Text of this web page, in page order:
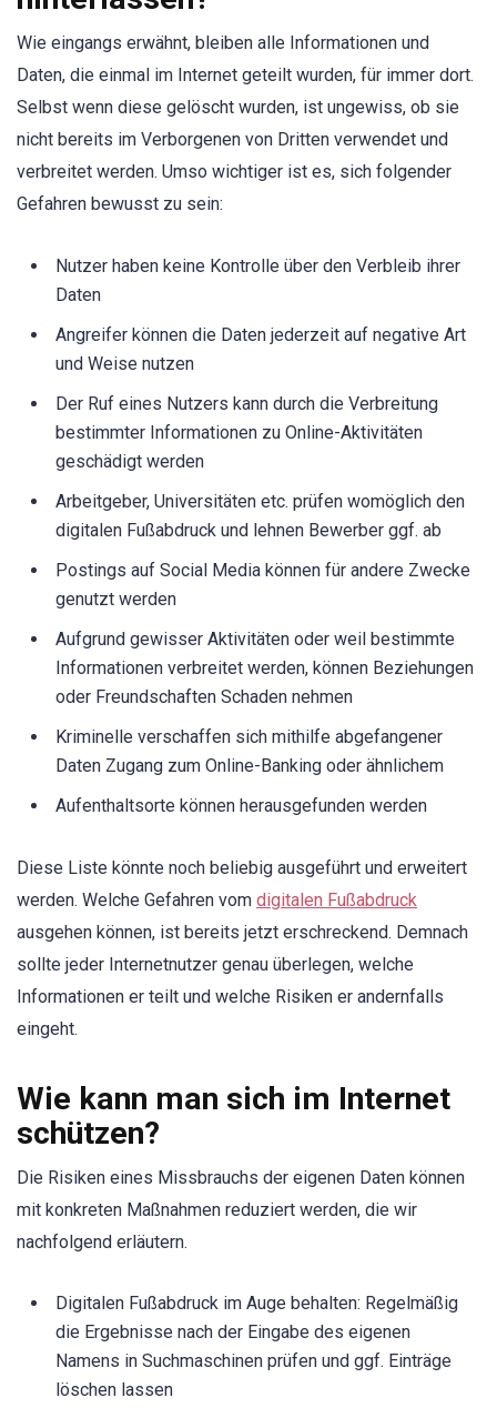
Wie eingangs erwähnt, bleiben alle Informationen und
Daten, die einmal im Internet geteilt wurden, für immer dort.
Selbst wenn diese gelöscht wurden, ist ungewiss, ob sie
nicht bereits im Verborgenen von Dritten verwendet und
verbreitet werden. Umso wichtiger ist es, sich folgender
Gefahren bewusst zu sein:
Nutzer haben keine Kontrolle über den Verbleib ihrer
Daten
Angreifer können die Daten jederzeit auf negative Art
und Weise nutzen
Der Ruf eines Nutzers kann durch die Verbreitung
bestimmter Informationen zu Online-Aktivitäten
geschädigt werden
Arbeitgeber, Universitäten etc. prüfen womöglich den
digitalen Fußabdruck und lehnen Bewerber ggf. ab
Postings auf Social Media können für andere Zwecke
genutzt werden
Aufgrund gewisser Aktivitäten oder weil bestimmte
Informationen verbreitet werden, können Beziehungen
oder Freundschaften Schaden nehmen
Kriminelle verschaffen sich mithilfe abgefangener
Daten Zugang zum Online-Banking oder ähnlichem
Aufenthaltsorte können herausgefunden werden
Diese Liste könnte noch beliebig ausgeführt und erweitert
werden. Welche Gefahren vom digitalen Fußabdruck
ausgehen können, ist bereits jetzt erschreckend. Demnach
sollte jeder Internetnutzer genau überlegen, welche
Informationen er teilt und welche Risiken er andernfalls
eingeht.
Wie kann man sich im Internet
schützen?
Die Risiken eines Missbrauchs der eigenen Daten können
mit konkreten Maßnahmen reduziert werden, die wir
nachfolgend erläutern.
Digitalen Fußabdruck im Auge behalten: Regelmäßig
die Ergebnisse nach der Eingabe des eigenen
Namens in Suchmaschinen prüfen und ggf. Einträge
löschen lassen